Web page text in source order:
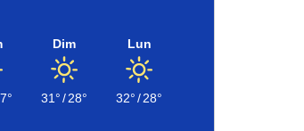
Dim
31°/28°
Lun
32°/28°